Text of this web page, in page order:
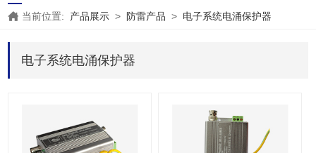
当前位置: 产品展示 > 防雷产品 > 电子系统电涌保护器
电子系统电涌保护器